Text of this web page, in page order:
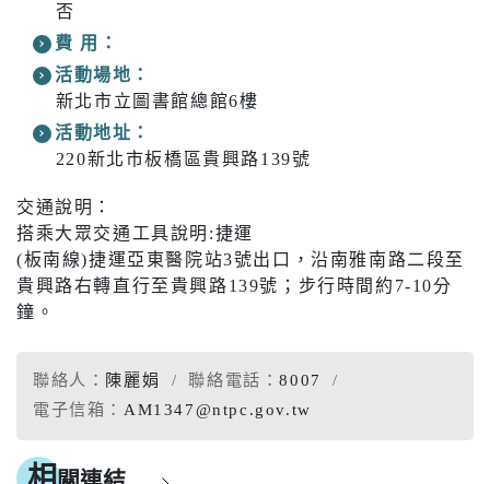
否
費 用：
活動場地：
新北市立圖書館總館6樓
活動地址：
220新北市板橋區貴興路139號
交通說明：
搭乘大眾交通工具說明:捷運
(板南線)捷運亞東醫院站3號出口，沿南雅南路二段至
貴興路右轉直行至貴興路139號；步行時間約7-10分
鐘。
聯絡人： 陳麗娟 聯絡電話：8007
電子信箱： AM1347@ntpc.gov.tw